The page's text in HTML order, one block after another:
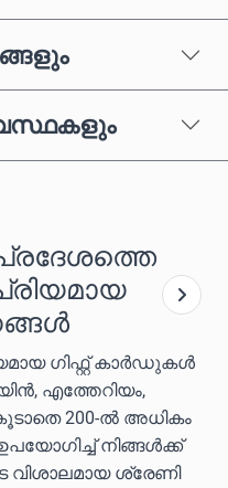
ഗിഫ്റ്റ് കാർഡുകൾ
എത്തേറിയം,
200-ൽ അധികം
നിങ്ങൾക്ക്
ശ്രേണി